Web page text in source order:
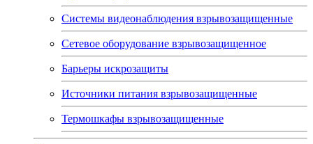
Системы видеонаблюдения взрывозащищенные
Сетевое оборудование взрывозащищенное
Барьеры искрозащиты
Источники питания взрывозащищенные
Термошкафы взрывозащищенные